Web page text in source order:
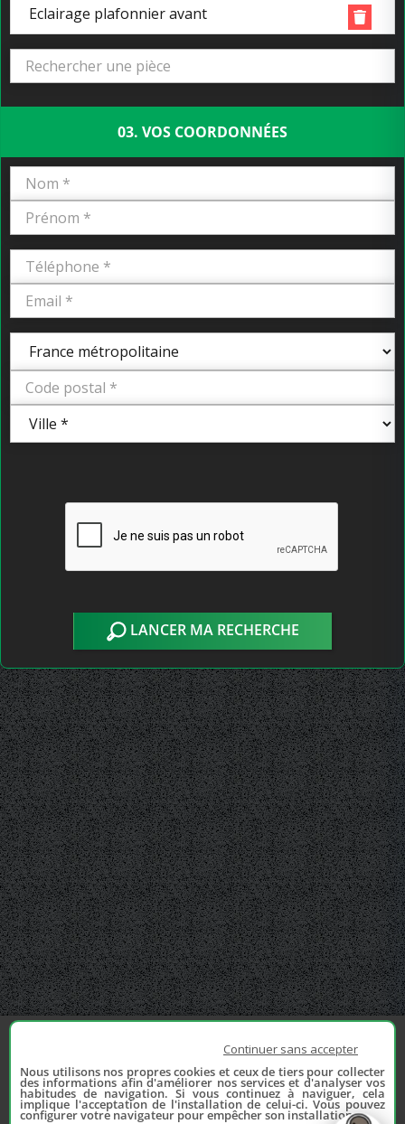
Eclairage plafonnier avant
03. VOS COORDONNÉES
LANCER MA RECHERCHE
Continuer sans accepter
Nous utilisons nos propres cookies et ceux de tiers pour collecter
des informations afin d'améliorer nos services et d'analyser vos
habitudes de navigation. Si vous continuez à naviguer, cela
implique l'acceptation de l'installation de celui-ci. Vous pouvez
configurer votre navigateur pour empêcher son installation.